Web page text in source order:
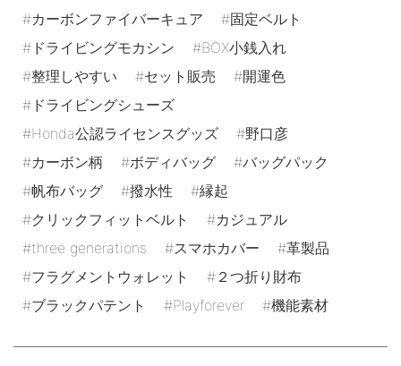
カーボンファイバーキュア
固定ベルト
ドライビングモカシン
BOX小銭入れ
整理しやすい
セット販売
開運色
ドライビングシューズ
Honda公認ライセンスグッズ
野口彦
カーボン柄
ボディバッグ
バッグパック
帆布バッグ
撥水性
縁起
クリックフィットベルト
カジュアル
three generations
スマホカバー
革製品
フラグメントウォレット
２つ折り財布
ブラックパテント
Playforever 機能素材